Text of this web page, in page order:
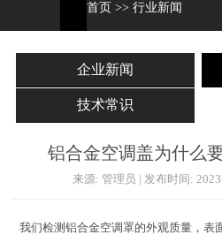
首页 >> 行业新闻
企业新闻
技术常识
铝合金空调盖为什么
来源: 管理员 | 发布时间:
我们检测铝合金空调罩的外观质量，表